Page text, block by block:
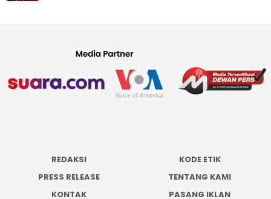
REDAKSI
KODE ETIK
PRESS RELEASE
TENTANG KAMI
KONTAK
PASANG IKLAN